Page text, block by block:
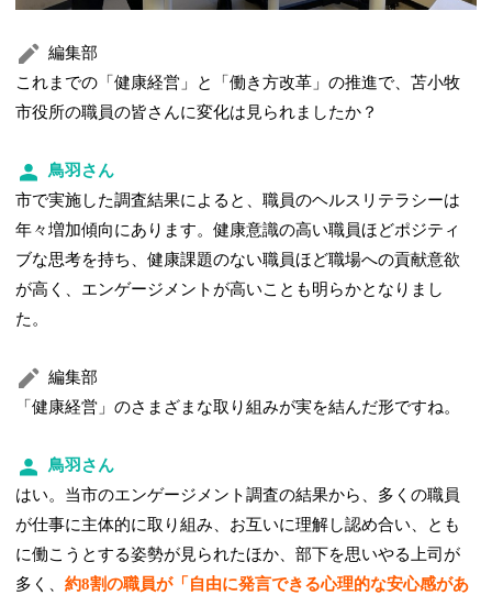
編集部
これまでの「健康経営」と「働き方改革」の推進で、苫小牧
市役所の職員の皆さんに変化は見られましたか？
鳥羽さん
市で実施した調査結果によると、職員のヘルスリテラシーは
年々増加傾向にあります。健康意識の高い職員ほどポジティ
ブな思考を持ち、健康課題のない職員ほど職場への貢献意欲
が高く、エンゲージメントが高いことも明らかとなりまし
た。
編集部
「健康経営」のさまざまな取り組みが実を結んだ形ですね。
鳥羽さん
はい。当市のエンゲージメント調査の結果から、多くの職員
が仕事に主体的に取り組み、お互いに理解し認め合い、とも
に働こうとする姿勢が見られたほか、部下を思いやる上司が
多く、約8割の職員が「自由に発言できる心理的な安心感があ